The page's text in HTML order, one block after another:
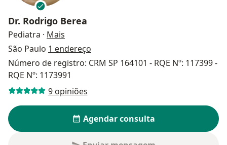
Dr. Rodrigo Berea
Pediatra · Mais
São Paulo 1 endereço
Número de registro: CRM SP 164101 - RQE Nº: 117399 -
RQE Nº: 1173991
9 opiniões
Agendar consulta